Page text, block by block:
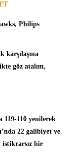
, Philips
karşılaşma
göz atalım,
119-110 yenilerek
22 galibiyet ve
istikrarsız bir